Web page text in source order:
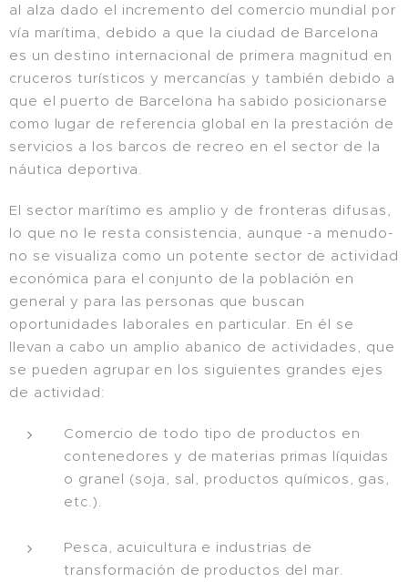
al alza dado el incremento del comercio mundial por
vía marítima, debido a que la ciudad de Barcelona
es un destino internacional de primera magnitud en
cruceros turísticos y mercancías y también debido a
que el puerto de Barcelona ha sabido posicionarse
como lugar de referencia global en la prestación de
servicios a los barcos de recreo en el sector de la
náutica deportiva.
El sector marítimo es amplio y de fronteras difusas,
lo que no le resta consistencia, aunque -a menudo-
no se visualiza como un potente sector de actividad
económica para el conjunto de la población en
general y para las personas que buscan
oportunidades laborales en particular. En él se
llevan a cabo un amplio abanico de actividades, que
se pueden agrupar en los siguientes grandes ejes
de actividad:
Comercio de todo tipo de productos en
contenedores y de materias primas líquidas
o granel (soja, sal, productos químicos, gas,
etc.).
Pesca, acuicultura e industrias de
transformación de productos del mar.